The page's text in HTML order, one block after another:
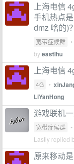
上海电信
手机热点
dmz 啥的)？
宽带症候群 •
byeastlhu
上海电信
4G •
LiYanHong
游戏联机
宽带症候群 •
Lastly replied
原来移动